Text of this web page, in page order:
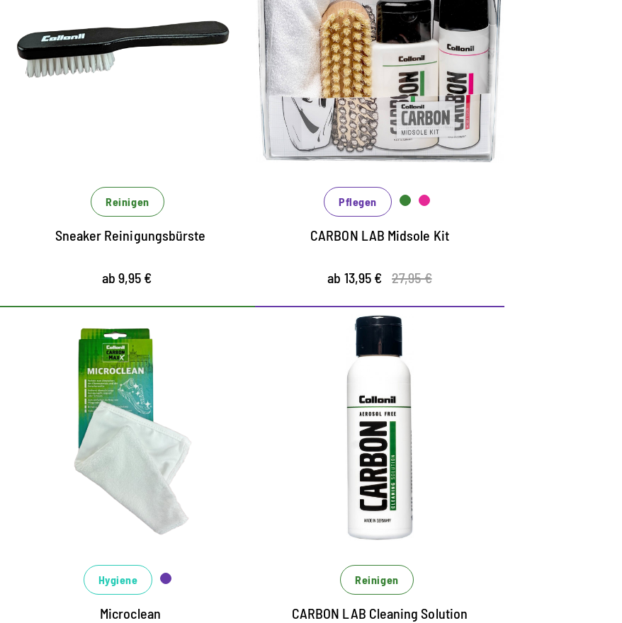
Reinigungsbürste
zur Trocken- und Feuchtreinigung von
Reinigen
Sneaker Reinigungsbürste
ab 9,95 €
Pflegeset für die
Mittelsohle
enthält den Midsole Cleaner und Midsole
Sealer aus der Carbon Lab-Serie
speziell für die effektive Reinigung der
Mittelsohle und Versiegelung der
Sohlenränder
Schmutzblocker
Pflegen
CARBON LAB Midsole Kit
ab 13,95 € 27,95 €
MaxX Microclean
Handschuh aus Microfaser für alle
Materialien.
Perfekt zum Abwischen des Obermaterials
und der Zwischensohle
Entfernt überschüssige
Reinigungsflüssigkeit oder Schaum
Hygiene
Microclean
Flüssig-Reinigung für
Turn- und Sportschuhe
leistungsstarker Allround-Reiniger
für alle Materialien geeignet
entfernt zuverlässig Verschmutzungen auf
allen Materialien
Reinigen
CARBON LAB Cleaning Solution